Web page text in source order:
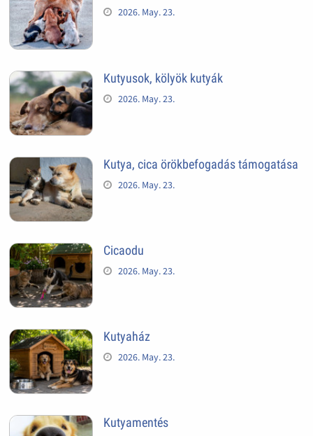
2026. May. 23.
Kutyusok, kölyök kutyák
2026. May. 23.
Kutya, cica örökbefogadás támogatása
2026. May. 23.
Cicaodu
2026. May. 23.
Kutyaház
2026. May. 23.
Kutyamentés